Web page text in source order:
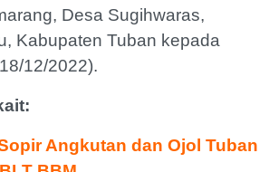
Desa Sugihwaras,
Kabupaten Tuban kepada
12/2022).
Angkutan dan Ojol Tuban